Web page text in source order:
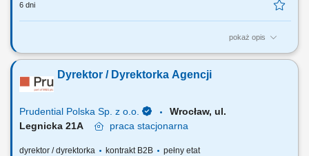
6 dni
pokaż opis
Za co będziesz odpowiadać: własny biznes przychodowy i zarządzanie
Planowania Finansowego oraz Menedżerów, budowanie portfela
Klientów poprzez aktywną sprzedaż własną, zapewnienie wsparcia
Dyrektor / Dyrektorka Agencji
Prudential Polska Sp. z o.o.
Wrocław, ul.
Legnicka 21A
praca stacjonarna
dyrektor / dyrektorka kontrakt B2B pełny etat